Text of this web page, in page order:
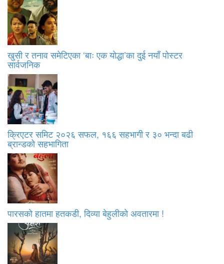
खुसी र तनाव समेटिएका ‘बाः एक योद्धा’का दुई नयाँ पोस्टर
सार्वजनिक
क्रिएटर समिट २०२६ सफल, १६६ सहभागी र ३० भन्दा बढी
ब्रान्डको सहभागिता
पारसको हातमा हतकडी, दिव्या बेहुलीको अवतारमा !